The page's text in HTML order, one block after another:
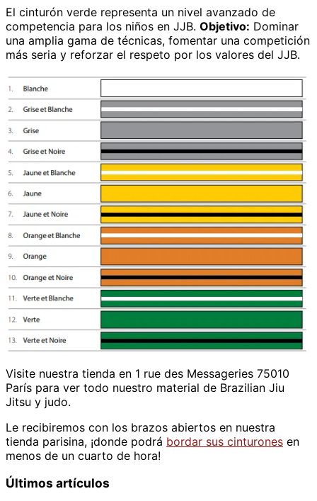
El cinturón verde representa un nivel avanzado de
competencia para los niños en JJB. Objetivo: Dominar
una amplia gama de técnicas, fomentar una competición
más seria y reforzar el respeto por los valores del JJB.
Visite nuestra tienda en 1 rue des Messageries 75010
París para ver todo nuestro material de Brazilian Jiu
Jitsu y judo.
Le recibiremos con los brazos abiertos en nuestra
tienda parisina, ¡donde podrá bordar sus cinturones en
menos de un cuarto de hora!
Últimos artículos